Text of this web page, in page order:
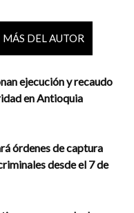
MÁS DEL AUTOR
ejecución y recaudo
en Antioquia
órdenes de captura
desde el 7 de